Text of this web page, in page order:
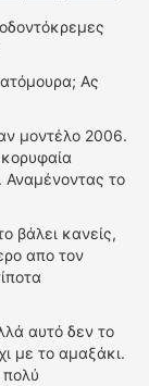
Ας
μοντέλο 2006.
Αναμένοντας το
βάλει κανείς,
απο τον
αυτό δεν το
με το αμαξάκι.